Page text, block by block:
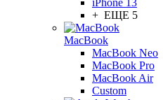
iPhone 13
+ ЕЩЕ 5
MacBook
MacBook Neo
MacBook Pro
MacBook Air
Custom